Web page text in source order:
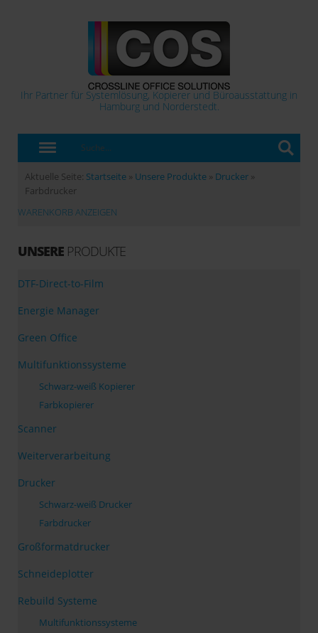
Ihr Partner für Systemlösung, Kopierer und Büroausstattung in
Hamburg und Norderstedt.
Aktuelle Seite: Startseite » Unsere Produkte » Drucker »
Farbdrucker
WARENKORB ANZEIGEN
UNSERE PRODUKTE
DTF-Direct-to-Film
Energie Manager
Green Office
Multifunktionssysteme
Schwarz-weiß Kopierer
Farbkopierer
Scanner
Weiterverarbeitung
Drucker
Schwarz-weiß Drucker
Farbdrucker
Großformatdrucker
Schneideplotter
Rebuild Systeme
Multifunktionssysteme